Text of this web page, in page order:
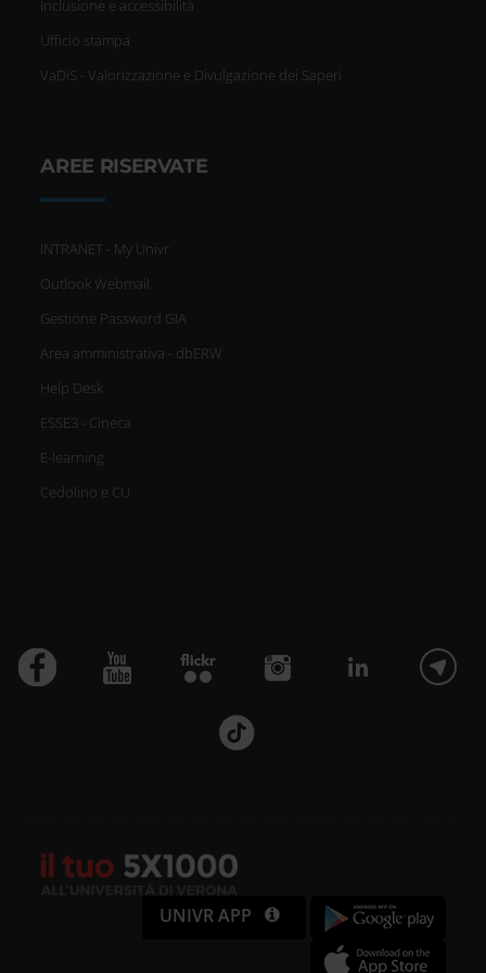
Inclusione e accessibilità
Ufficio stampa
VaDiS - Valorizzazione e Divulgazione dei Saperi
AREE RISERVATE
INTRANET - My Univr
Outlook Webmail
Gestione Password GIA
Area amministrativa - dbERW
Help Desk
ESSE3 - Cineca
E-learning
Cedolino e CU
UNIVR APP